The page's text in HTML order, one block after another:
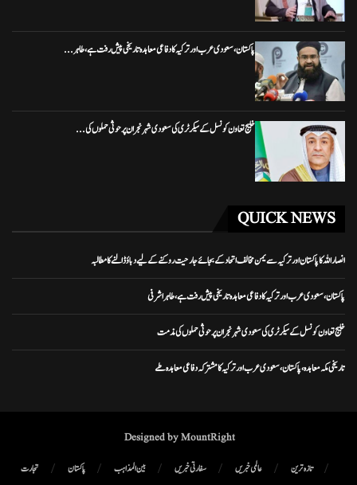
پاکستان، سعودی عرب اور ترکیہ کا دفاعی معاہدہ تاریخی پیش رفت ہے، طاہر...
خلیج تعاون کونسل کے سیکرٹری کی سعودی شہر نجران پر حوثی حملوں کی...
QUICK NEWS
انصار اللہ کا پاکستان اور ترکیہ سے یمن مخالف اتحاد کے بجائے جارحیت روکنے کے لیے دباؤ ڈالنے کا مطالبہ
پاکستان، سعودی عرب اور ترکیہ کا دفاعی معاہدہ تاریخی پیش رفت ہے، طاہر اشرفی
خلیج تعاون کونسل کے سیکرٹری کی سعودی شہر نجران پر حوثی حملوں کی مذمت
تاریخی مکہ معاہدہ، پاکستان، سعودی عرب اور ترکیہ کا مشترکہ دفاعی معاہدہ طے
Designed by MountRight
تازہ ترین عالمی خبریں سفارتی خبریں بین المذاہب پاکستان تجارت